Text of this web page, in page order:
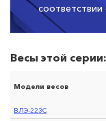
соответствии
Весы этой серии:
Модели весов
ВЛЭ-223С